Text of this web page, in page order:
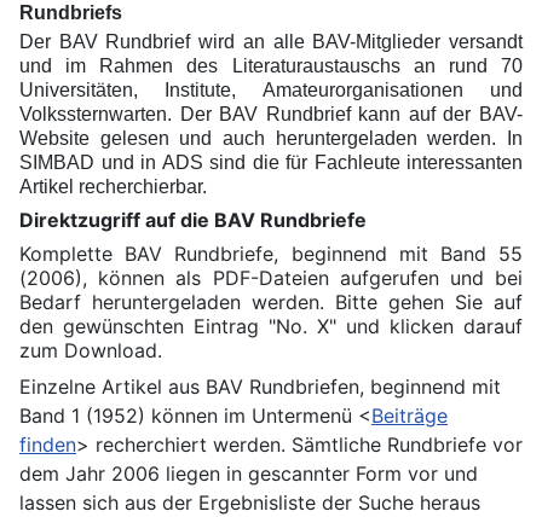
Rundbriefs
Der BAV Rundbrief wird an alle BAV-Mitglieder versandt
und im Rahmen des Literaturaustauschs an rund 70
Universitäten, Institute, Amateurorganisationen und
Volkssternwarten. Der BAV Rundbrief kann auf der BAV-
Website gelesen und auch heruntergeladen werden.
In
SIMBAD und in ADS sind die für Fachleute interessanten
Artikel recherchierbar.
Direktzugriff auf die BAV Rundbriefe
Komplette BAV Rundbriefe, beginnend mit Band 55
(2006), können als PDF-Dateien aufgerufen und bei
Bedarf heruntergeladen werden. Bitte gehen Sie auf
den gewünschten Eintrag "No. X" und klicken darauf
zum Download.
Einzelne Artikel aus BAV Rundbriefen, beginnend mit
Band 1 (1952) können im Untermenü <Beiträge
finden> recherchiert werden. Sämtliche Rundbriefe vor
dem Jahr 2006 liegen in gescannter Form vor und
lassen sich aus der Ergebnisliste der Suche heraus